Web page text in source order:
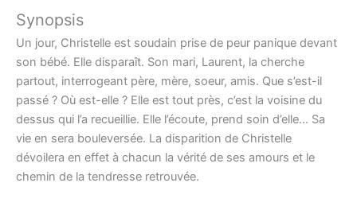
Synopsis
Un jour, Christelle est soudain prise de peur panique devant
son bébé. Elle disparaît. Son mari, Laurent, la cherche
partout, interrogeant père, mère, soeur, amis. Que s’est-il
passé ? Où est-elle ? Elle est tout près, c’est la voisine du
dessus qui l’a recueillie. Elle l’écoute, prend soin d’elle… Sa
vie en sera bouleversée. La disparition de Christelle
dévoilera en effet à chacun la vérité de ses amours et le
chemin de la tendresse retrouvée.